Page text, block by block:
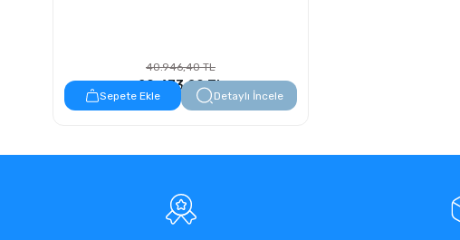
40.946,40 TL
20.473,20 TL
Sepete Ekle Detaylı İncele